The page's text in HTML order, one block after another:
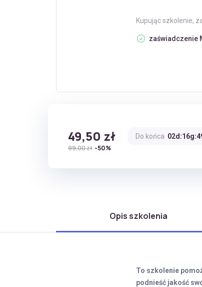
Kupując szkolenie,
zaświadczenie
49,50 zł
99,00 zł -50%
Do końca
Opis szkolenia
To szkolenie
podnieść jakość